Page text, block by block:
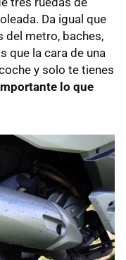
Da igual que
del metro, baches,
que la cara de una
y solo te tienes
lo que